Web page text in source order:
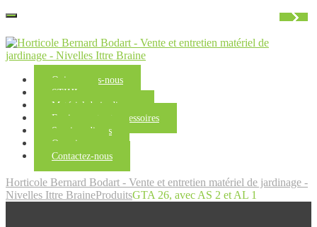
Qui sommes-nous
STIHL
Matériel de jardinage
Equipements et accessoires
Services divers
Occasions
Contactez-nous
Horticole Bernard Bodart - Vente et entretien matériel de jardinage -
Nivelles Ittre BraineProduitsGTA 26, avec AS 2 et AL 1